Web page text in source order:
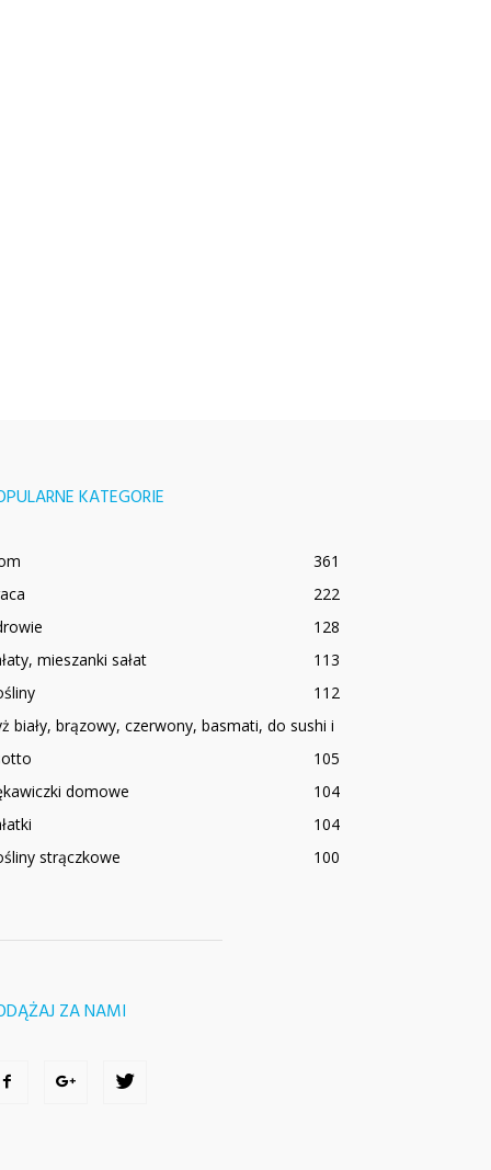
KATEGORIE
361
222
128
mieszanki sałat
113
112
biały, brązowy, czerwony, basmati, do sushi i
105
domowe
104
104
strączkowe
100
ZA NAMI